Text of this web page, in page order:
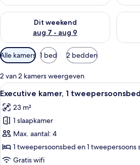
Dit weekend
aug 7 - aug 9
De beschikbaarheid controleren voor
De
Beschikbare
filters
voor
kamers
Alle kamers 1 bed 2 bedden
2 van 2 kamers weergeven
Alle
foto's
voor
Executive
kamer,
1
tweepersoonsbed
11
Executive kamer, 1
23 m²
1 slaapkamer
Max. aantal: 4
1 tweepersoonsbed en 1 tweepersoons
Gratis wifi